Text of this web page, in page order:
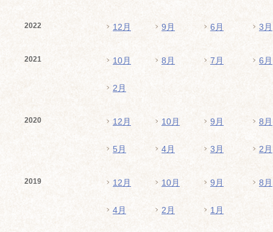
2022 12月 9月 6月 3月
2021 10月 8月 7月 6月
2月
2020 12月 10月 9月 8月
5月 4月 3月 2月
2019 12月 10月 9月 8月
4月 2月 1月